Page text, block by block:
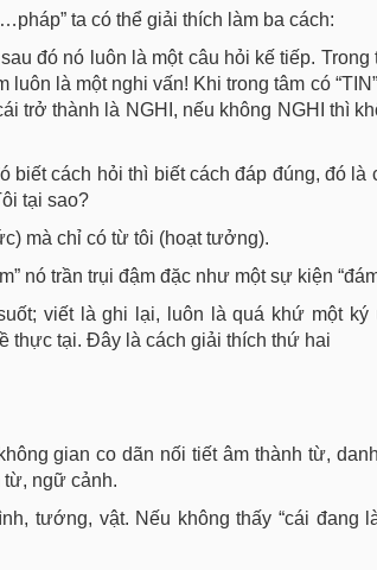
ta có thể giải thích làm ba cách:
đó nó luôn là một câu hỏi kế tiếp.
luôn là một nghi vấn! Khi trong tâm có
trở thành là NGHI, nếu không NGHI thì
cách hỏi thì biết cách đáp đúng, đó là
tại sao?
mà chỉ có từ tôi (hoạt tưởng).
nó trần trụi đậm đặc như một sự kiện
viết là ghi lại, luôn là quá khứ một
thực tại. Đây là cách giải thích thứ hai
gian co dãn nối tiết âm thành từ,
từ, ngữ cảnh.
tướng, vật. Nếu không thấy “cái đang